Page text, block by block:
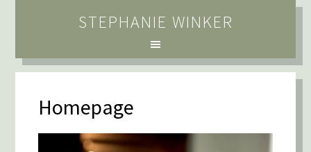
STEPHANIE WINKER
Homepage